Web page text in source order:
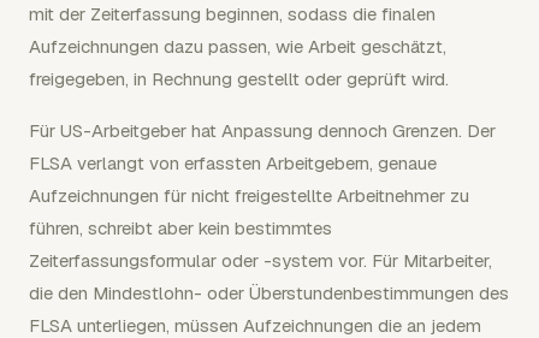
mit der Zeiterfassung beginnen, sodass die finalen
Aufzeichnungen dazu passen, wie Arbeit geschätzt,
freigegeben, in Rechnung gestellt oder geprüft wird.
Für US-Arbeitgeber hat Anpassung dennoch Grenzen. Der
FLSA verlangt von erfassten Arbeitgebern, genaue
Aufzeichnungen für nicht freigestellte Arbeitnehmer zu
führen, schreibt aber kein bestimmtes
Zeiterfassungsformular oder -system vor. Für Mitarbeiter,
die den Mindestlohn- oder Überstundenbestimmungen des
FLSA unterliegen, müssen Aufzeichnungen die an jedem